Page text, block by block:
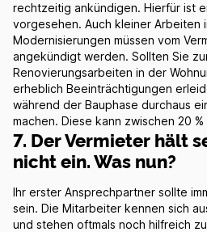
rechtzeitig ankündigen. Hierfür ist
vorgesehen. Auch kleiner Arbeiten
Modernisierungen müssen vom
angekündigt werden. Sollten Sie
Renovierungsarbeiten in der
erheblich Beeinträchtigungen
während der Bauphase durchaus
machen. Diese kann zwischen 20
7. Der Vermieter hält
nicht ein. Was nun?
Ihr erster Ansprechpartner sollte
sein. Die Mitarbeiter kennen sich
und stehen oftmals noch hilfreich